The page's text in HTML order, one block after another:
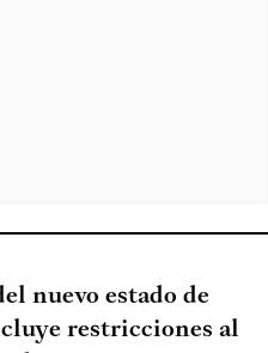
nuevo estado de
restricciones al